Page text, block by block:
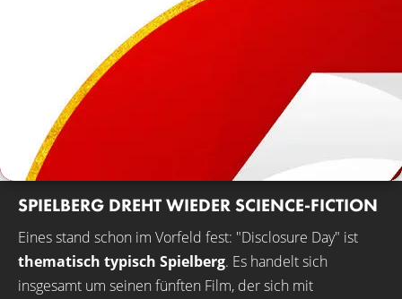
SPIELBERG DREHT WIEDER SCIENCE-FICTION
Eines stand schon im Vorfeld fest: "Disclosure Day" ist
thematisch typisch Spielberg. Es handelt sich
insgesamt um seinen fünften Film, der sich mit